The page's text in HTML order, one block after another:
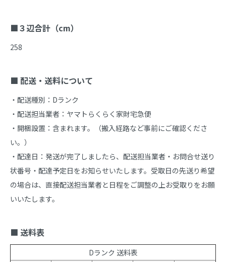
■３辺合計（cm）
258
■ 配送・送料について
・配送種別：Dランク
・配送担当業者：ヤマトらくらく家財宅急便
・開梱設置：含まれます。（搬入経路など事前にご確認くださ
い。）
・配達日：発送が完了しましたら、配送担当業者・お問合せ送り
状番号・配達予定日をお知らせいたします。受取日の先送り希望
の場合は、直接配送担当業者と日程をご調整の上お受取りをお願
いいたします。
■ 送料表
Dランク 送料表